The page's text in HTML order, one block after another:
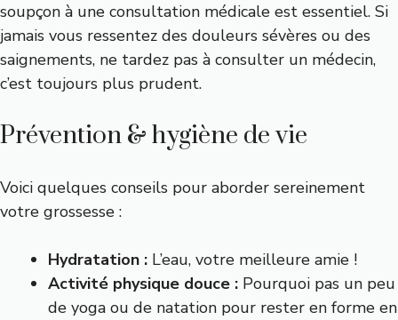
soupçon à une consultation médicale est essentiel. Si
jamais vous ressentez des douleurs sévères ou des
saignements, ne tardez pas à consulter un médecin,
c’est toujours plus prudent.
Prévention & hygiène de vie
Voici quelques conseils pour aborder sereinement
votre grossesse :
Hydratation : L’eau, votre meilleure amie !
Activité physique douce : Pourquoi pas un peu
de yoga ou de natation pour rester en forme en